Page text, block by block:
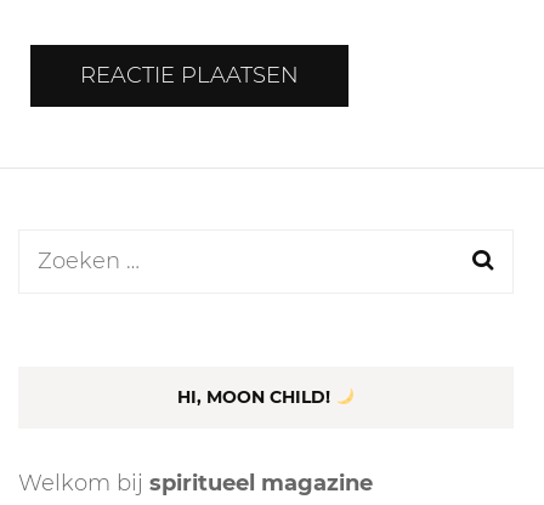
Zoeken
HI, MOON CHILD!
Welkom bij spiritueel magazine